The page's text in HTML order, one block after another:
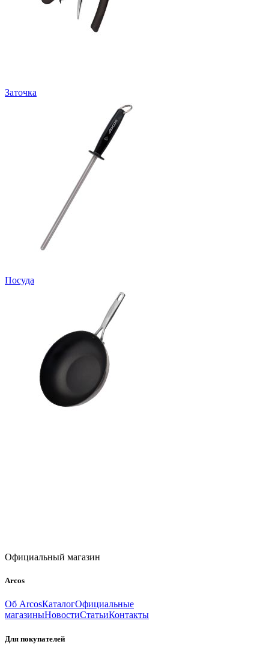
Заточка
Посуда
Официальный магазин
Arcos
Об ArcosКаталогОфициальные
магазиныНовостиСтатьиКонтакты
Для покупателей